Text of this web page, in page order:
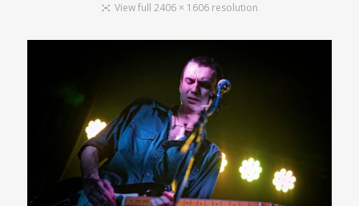
View full 2406 × 1606 resolution